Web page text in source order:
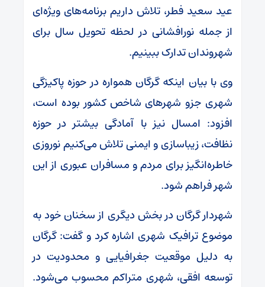
عید سعید فطر، تلاش داریم برنامه‌های ویژه‌ای
از جمله نورافشانی در لحظه تحویل سال برای
شهروندان تدارک ببینیم.
وی با بیان اینکه گرگان همواره در حوزه پاکیزگی
شهری جزو شهرهای شاخص کشور بوده است،
افزود: امسال نیز با آمادگی بیشتر در حوزه
نظافت، زیباسازی و ایمنی تلاش می‌کنیم نوروزی
خاطره‌انگیز برای مردم و مسافران عبوری از این
شهر فراهم شود.
شهردار گرگان در بخش دیگری از سخنان خود به
موضوع ترافیک شهری اشاره کرد و گفت: گرگان
به دلیل موقعیت جغرافیایی و محدودیت در
توسعه افقی، شهری متراکم محسوب می‌شود.